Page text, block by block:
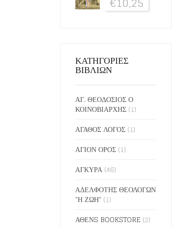
ΚΑΤΗΓΟΡΙΕΣ
ΒΙΒΛΙΩΝ
ΑΓ. ΘΕΟΔΟΣΙΟΣ Ο
ΚΟΙΝΟΒΙΑΡΧΗΣ (1)
ΑΓΑΘΟΣ ΛΟΓΟΣ (1)
ΑΓΙΟΝ ΟΡΟΣ (1)
ΑΓΚΥΡΑ (46)
ΑΔΕΛΦΟΤΗΣ ΘΕΟΛΟΓΩΝ
"Η ΖΩΗ" (1)
ΑΘΕΝS BOOKSTORE (2)